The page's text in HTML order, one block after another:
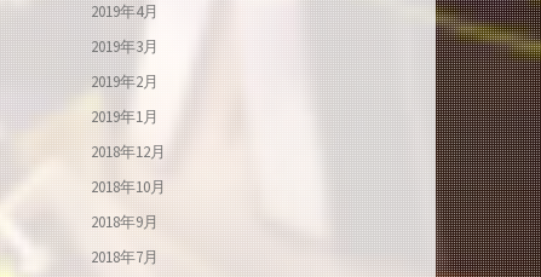
2019年4月
2019年3月
2019年2月
2019年1月
2018年12月
2018年10月
2018年9月
2018年7月